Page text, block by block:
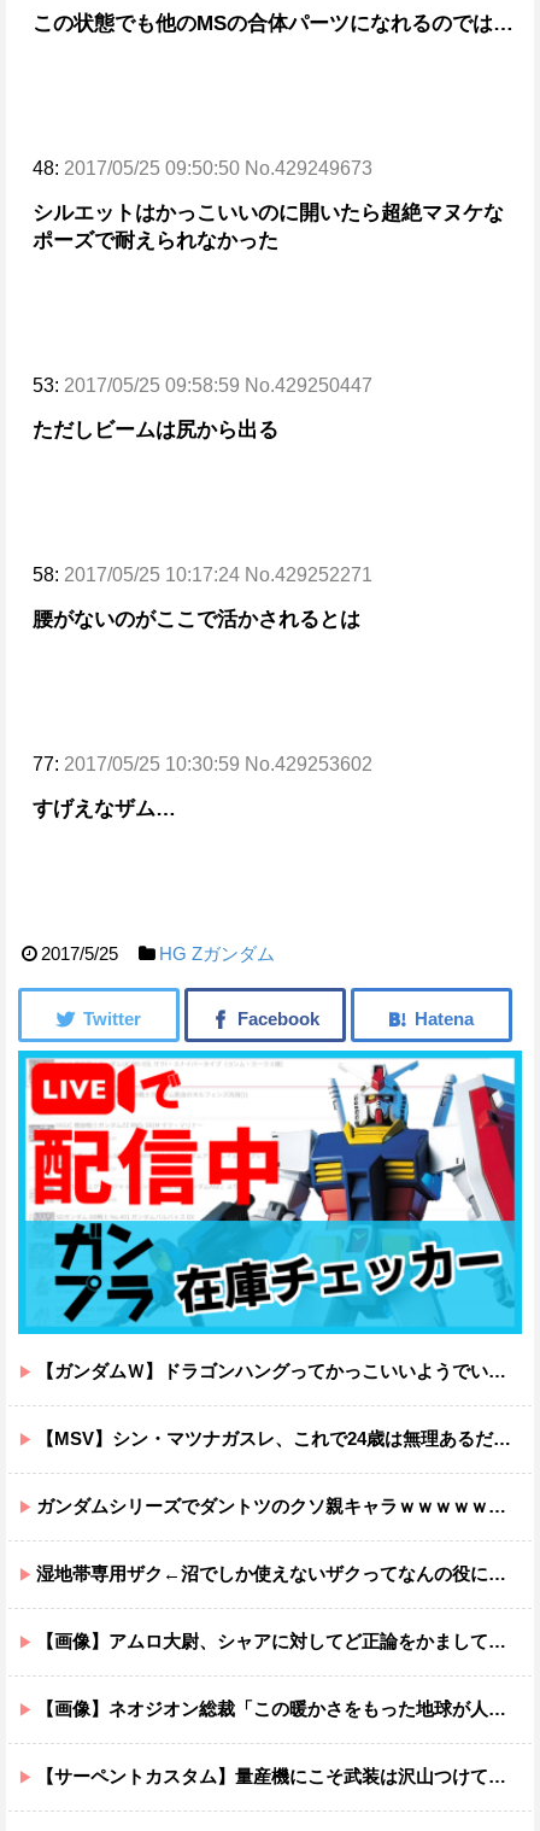
この状態でも他のMSの合体パーツになれるのでは…
48: 2017/05/25 09:50:50 No.429249673
シルエットはかっこいいのに開いたら超絶マヌケな
ポーズで耐えられなかった
53: 2017/05/25 09:58:59 No.429250447
ただしビームは尻から出る
58: 2017/05/25 10:17:24 No.429252271
腰がないのがここで活かされるとは
77: 2017/05/25 10:30:59 No.429253602
すげえなザム…
2017/5/25 HG Ζガンダム
【ガンダムＷ】ドラゴンハングってかっこいいようでいて実は全然かっこよくないのでは？
【MSV】シン・マツナガスレ、これで24歳は無理あるだろ…
ガンダムシリーズでダントツのクソ親キャラｗｗｗｗｗｗｗｗｗｗｗｗ
湿地帯専用ザク←沼でしか使えないザクってなんの役に立つ設定なんだ？
【画像】アムロ大尉、シャアに対してど正論をかましてしまうｗｗｗｗｗｗｗｗｗｗ
【画像】ネオジオン総裁「この暖かさをもった地球が人間さえ破壊するんだ（汗だく）」
【サーペントカスタム】量産機にこそ武装は沢山つけてほしいよね